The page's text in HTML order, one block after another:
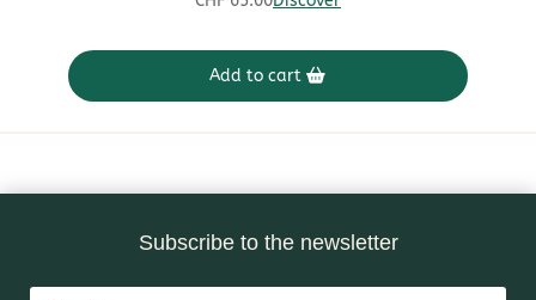
Add to cart
Subscribe to the newsletter